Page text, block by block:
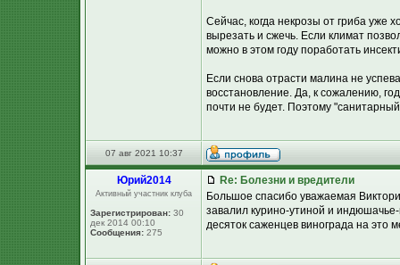
Сейчас, когда некрозы от гриба уже
вырезать и сжечь. Если климат
можно в этом году поработать
Если снова отрасти малина не
восстановление. Да, к сожалению,
почти не будет. Поэтому
07 авг 2021 10:37
Юpий2014
Активный участник клуба
Зарегистрирован: 30
дек 2014 00:10
Сообщения: 275
Re: Болезни и вредители
Большое спасибо уважаемая
завалил курино-утиной и
десяток саженцев винограда на это